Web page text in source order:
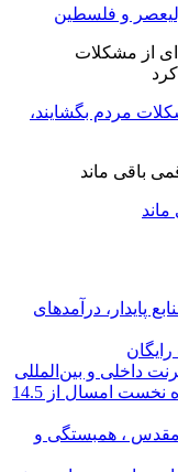
و فلسطین
مردم بگشایند،
پایدار، درآمدهای
داخلی و بین‌المللی
حق بیمه تولیدی بیمه ملت در چهار ماه نخست امسال از 14.5
مقدس ، همبستگی و